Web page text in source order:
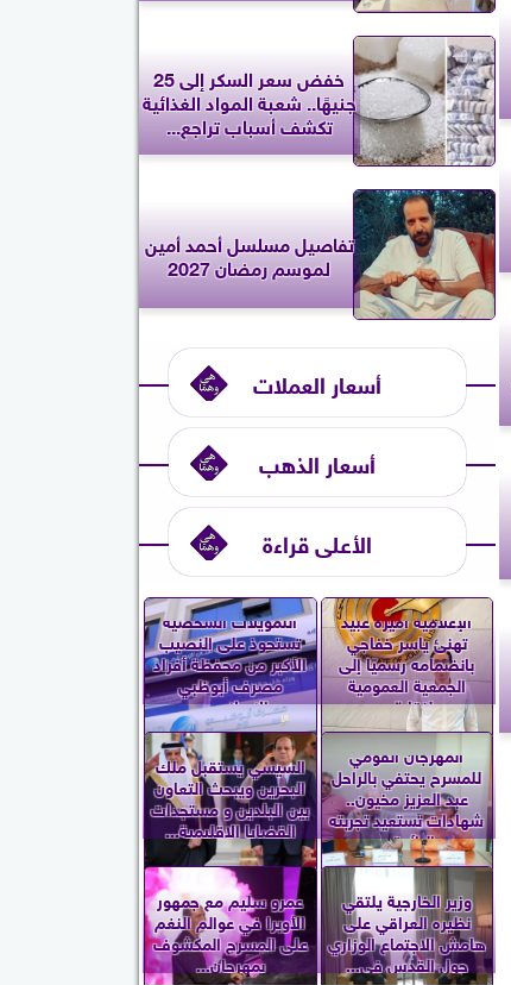
خفض سعر السكر إلى 25
جنيهًا.. شعبة المواد الغذائية
تكشف أسباب تراجع...
تفاصيل مسلسل أحمد أمين
لموسم رمضان 2027
أسعار العملات
أسعار الذهب
الأعلى قراءة
الإعلامية أميرة عبيد
تهنئ ياسر خفاجي
بانضمامه رسميًا إلى
الجمعية العمومية
لنقابة...
التمويلات الشخصية
تستحوذ على النصيب
الأكبر من محفظة أفراد
مصرف أبوظبي
الإسلامي...
المهرجان القومي
للمسرح يحتفي بالراحل
عبد العزيز مخيون..
شهادات تستعيد تجربته
الرائدة...
السيسي يستقبل ملك
البحرين ويبحث التعاون
بين البلدين و مستجدات
القضايا الإقليمية...
وزير الخارجية يلتقي
نظيره العراقي على
هامش الاجتماع الوزاري
حول القدس في...
عمرو سليم مع جمهور
الأوبرا في عوالم النغم
على المسرح المكشوف
بمهرجان...